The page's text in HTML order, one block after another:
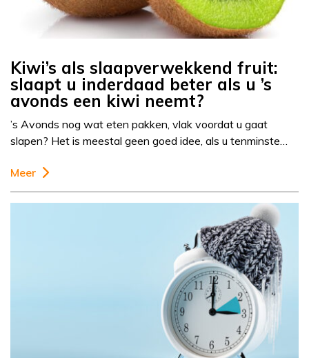
Kiwi’s als slaapverwekkend fruit:
slaapt u inderdaad beter als u ’s
avonds een kiwi neemt?
’s Avonds nog wat eten pakken, vlak voordat u gaat
slapen? Het is meestal geen goed idee, als u tenminste…
Meer